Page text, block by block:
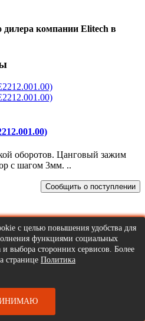
компании Elitech в
оборотов. Цанговый зажим
с шагом 3мм. ..
Сообщить о поступлении
для декоративной
деталей, а такж..
с целью повышения удобства для
функциями социальных
и выбора сторонних сервисов. Более
странице Политика